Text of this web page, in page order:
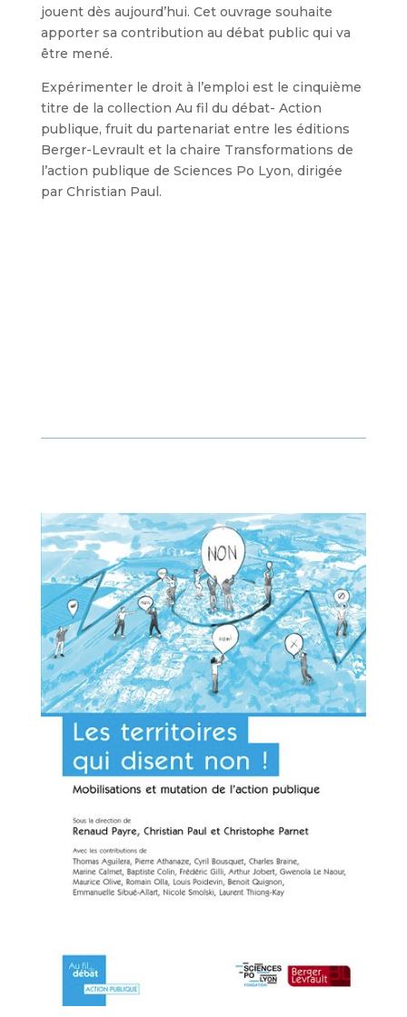
jouent dès aujourd’hui. Cet ouvrage souhaite
apporter sa contribution au débat public qui va
être mené.
Expérimenter le droit à l’emploi est le cinquième
titre de la collection Au fil du débat- Action
publique, fruit du partenariat entre les éditions
Berger-Levrault et la chaire Transformations de
l’action publique de Sciences Po Lyon, dirigée
par Christian Paul.